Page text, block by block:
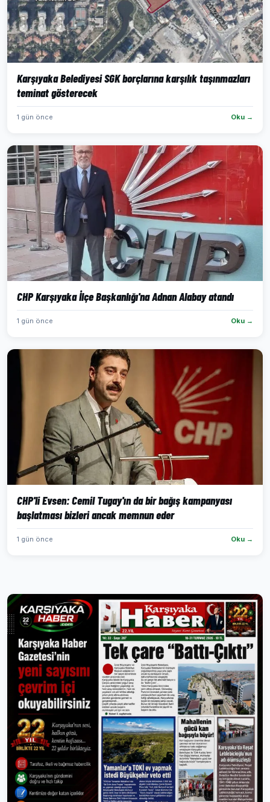
Karşıyaka Belediyesi SGK borçlarına karşılık taşınmazları
teminat gösterecek
1 gün önce Oku →
CHP Karşıyaka İlçe Başkanlığı'na Adnan Alabay atandı
1 gün önce Oku →
CHP'li Evsen: Cemil Tugay'ın da bir bağış kampanyası
başlatması bizleri ancak memnun eder
1 gün önce Oku →